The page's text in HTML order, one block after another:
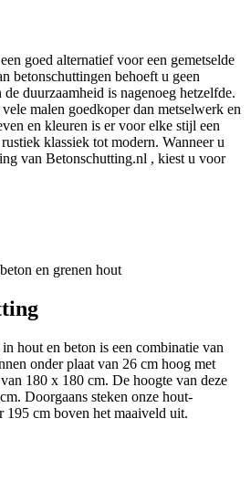
goed alternatief voor een gemetselde
betonschuttingen behoeft u geen
duurzaamheid is nagenoeg hetzelfde.
malen goedkoper dan metselwerk en
en kleuren is er voor elke stijl een
klassiek tot modern. Wanneer u
van Betonschutting.nl , kiest u voor
in hout en beton is een combinatie van
onder plaat van 26 cm hoog met
180 x 180 cm. De hoogte van deze
Doorgaans steken onze hout-
195 cm boven het maaiveld uit.